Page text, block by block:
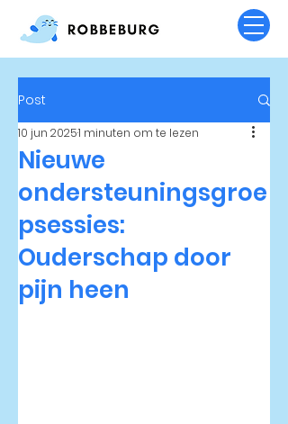
Post
Nieuwe
ondersteuningsgroe
psessies:
Ouderschap door
pijn heen
10 jun 20251 minuten om te lezen